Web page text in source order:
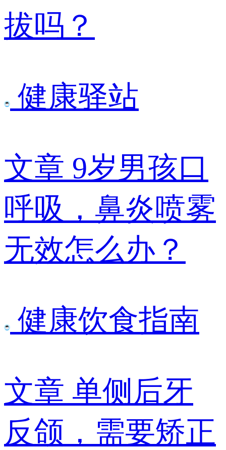
拔吗？
健康驿站
文章 9岁男孩口
呼吸，鼻炎喷雾
无效怎么办？
健康饮食指南
文章 单侧后牙
反颌，需要矫正